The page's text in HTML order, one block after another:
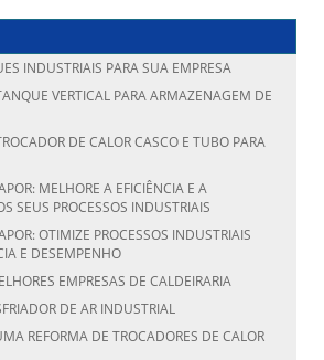
INDUSTRIAIS PARA SUA EMPRESA
VERTICAL PARA ARMAZENAGEM DE
DE CALOR CASCO E TUBO PARA
MELHORE A EFICIÊNCIA E A
SEUS PROCESSOS INDUSTRIAIS
OTIMIZE PROCESSOS INDUSTRIAIS
E DESEMPENHO
EMPRESAS DE CALDEIRARIA
DE AR INDUSTRIAL
REFORMA DE TROCADORES DE CALOR